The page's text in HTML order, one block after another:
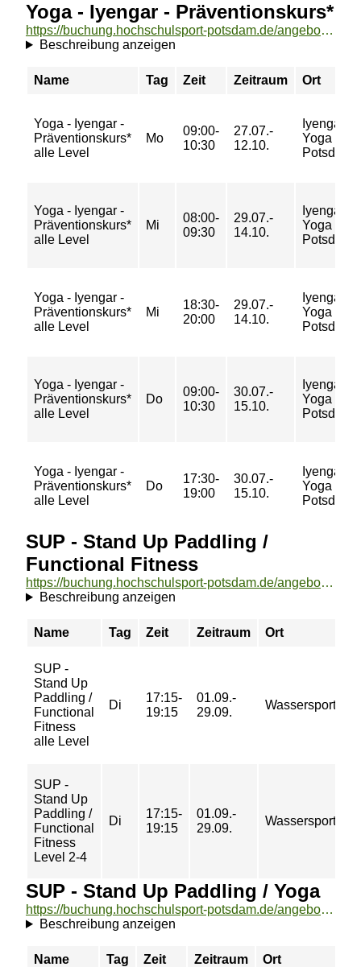
Yoga - Iyengar - Präventionskurs*
https://buchung.hochschulsport-potsdam.de/angebote/aktueller_zeitraum/_Yoga_-_Iyengar_-_Praeventionskurs_.html
Beschreibung anzeigen
Name Tag Zeit Zeitraum Ort
Yoga - Iyengar -
Präventionskurs*
alle Level
Mo
09:00-
10:30
27.07.-
12.10.
Iyengar
Yoga
Potsdam
Yoga - Iyengar -
Präventionskurs*
alle Level
Mi
08:00-
09:30
29.07.-
14.10.
Iyengar
Yoga
Potsdam
Yoga - Iyengar -
Präventionskurs*
alle Level
Mi
18:30-
20:00
29.07.-
14.10.
Iyengar
Yoga
Potsdam
Yoga - Iyengar -
Präventionskurs*
alle Level
Do
09:00-
10:30
30.07.-
15.10.
Iyengar
Yoga
Potsdam
Yoga - Iyengar -
Präventionskurs*
alle Level
Do
17:30-
19:00
30.07.-
15.10.
Iyengar
Yoga
Potsdam
SUP - Stand Up Paddling /
Functional Fitness
https://buchung.hochschulsport-potsdam.de/angebote/aktueller_zeitraum/_SUP_-_Stand_Up_Paddling___Functional_Fitness.html
Beschreibung anzeigen
Name Tag Zeit Zeitraum Ort
SUP -
Stand Up
Paddling /
Functional
Fitness
alle Level
Di
17:15-
19:15
01.09.-
29.09.
SUP -
Stand Up
Paddling /
Functional
Fitness
Level 2-4
Di
17:15-
19:15
01.09.-
29.09.
SUP - Stand Up Paddling / Yoga
https://buchung.hochschulsport-potsdam.de/angebote/aktueller_zeitraum/_SUP_-_Stand_Up_Paddling___Yoga.html
Beschreibung anzeigen
Name Tag Zeit Zeitraum Ort